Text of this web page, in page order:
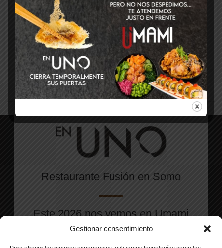
Gestionar consentimiento
mejor de En Uno en Somo
LEER MÁS
15 de septiembre de 2025 No hay comentarios
Restaurante Fusión en Somo
Este 2026 nos vemos en Umami
(C/Isla de Mouro, 13)